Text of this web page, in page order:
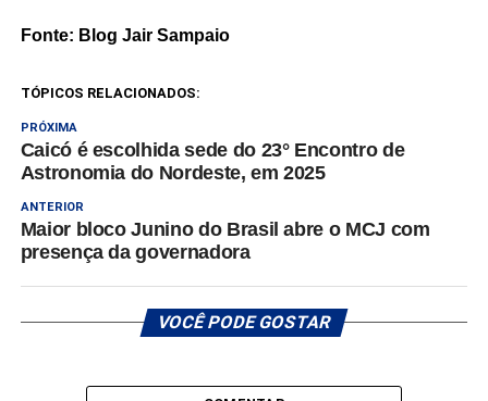
Fonte: Blog Jair Sampaio
TÓPICOS RELACIONADOS:
PRÓXIMA
Caicó é escolhida sede do 23° Encontro de
Astronomia do Nordeste, em 2025
ANTERIOR
Maior bloco Junino do Brasil abre o MCJ com
presença da governadora
VOCÊ PODE GOSTAR